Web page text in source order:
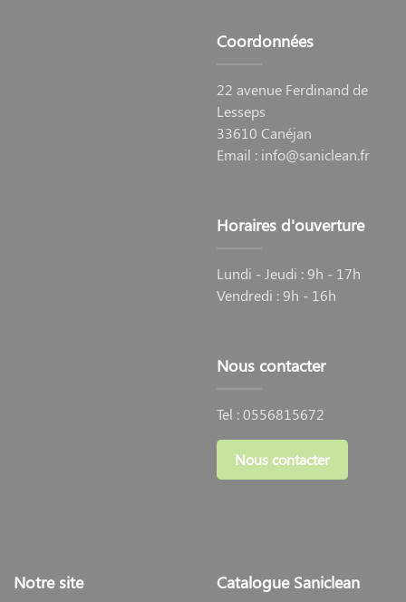
Coordonnées
22 avenue Ferdinand de
Lesseps
33610 Canéjan
Email : info@saniclean.fr
Horaires d'ouverture
Lundi - Jeudi : 9h - 17h
Vendredi : 9h - 16h
Nous contacter
Tel :0556815672
Nous contacter
Notre site Catalogue Saniclean